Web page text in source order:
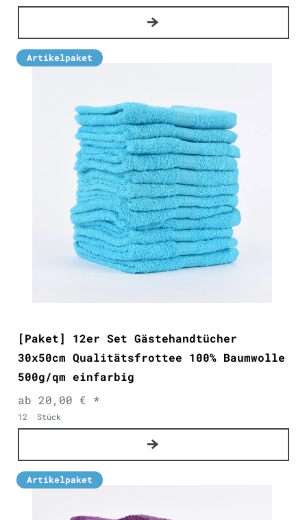
Artikelpaket
[Paket] 12er Set Gästehandtücher
30x50cm Qualitätsfrottee 100% Baumwolle
500g/qm einfarbig
ab 20,00 € *
12 Stück
Artikelpaket